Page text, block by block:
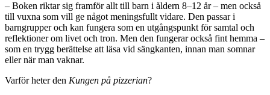
– Boken riktar sig framför allt till barn i åldern 8–12 år – men också
till vuxna som vill ge något meningsfullt vidare. Den passar i
barngrupper och kan fungera som en utgångspunkt för samtal och
reflektioner om livet och tron. Men den fungerar också fint hemma –
som en trygg berättelse att läsa vid sängkanten, innan man somnar
eller när man vaknar.
Varför heter den Kungen på pizzerian?